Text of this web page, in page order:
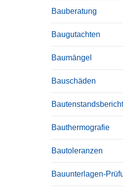
Bauberatung
Baugutachten
Baumängel
Bauschäden
Bauthermografie
Bautoleranzen
Bauunterlagen-